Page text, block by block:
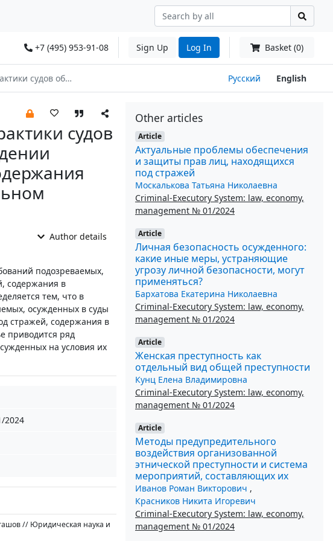
+7 (495) 953-91-08 Sign Up Log In Basket (0)
содержания в исправительном учреждении в 2022 году Русский English
судов
Author details
подозреваемых,
содержания в
тем, что в
осужденных в суды
стражей, содержания в
приводится ряд
на условия их
2024
// Юридическая наука и
Other articles
Article
Актуальные проблемы обеспечения
и защиты прав лиц, находящихся
под стражей
Москалькова Татьяна Николаевна
Criminal-Executory System: law, economy,
management № 01/2024
Article
Личная безопасность осужденного:
какие иные меры, устраняющие
угрозу личной безопасности, могут
применяться?
Бархатова Екатерина Николаевна
Criminal-Executory System: law, economy,
management № 01/2024
Article
Женская преступность как
отдельный вид общей преступности
Кунц Елена Владимировна
Criminal-Executory System: law, economy,
management № 01/2024
Article
Методы предупредительного
воздействия организованной
этнической преступности и система
мероприятий, составляющих их
Иванов Роман Викторович ,
Красников Никита Игоревич
Criminal-Executory System: law, economy,
management № 01/2024